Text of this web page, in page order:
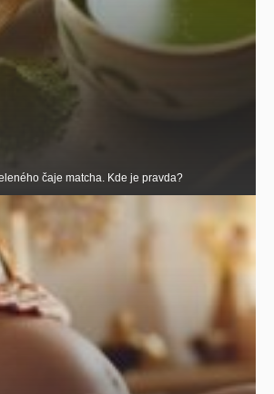
čaje matcha. Kde je pravda?